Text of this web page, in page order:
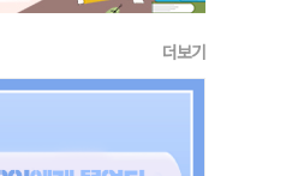
더보기